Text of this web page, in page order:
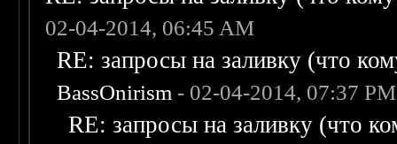
02-04-2014, 06:45 AM
RE: запросы на заливку (что
BassOnirism - 02-04-2014, 07:37 PM
RE: запросы на заливку (что